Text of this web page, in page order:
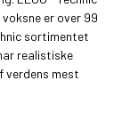
er over 99
sortimentet
realistiske
verdens mest